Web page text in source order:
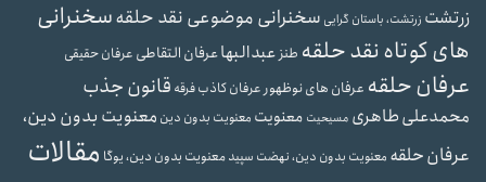
زرتشت زرتشت، باستان گرایی سخنرانی موضوعی نقد حلقهسخنرانی
های کوتاه نقد حلقه طنزعبدالبهاعرفان التقاطی عرفان حقیقی
عرفان حلقه عرفان های نوظهور عرفان کاذبفرقه قانون جذب
محمدعلی طاهری مسیحیت معنویت معنویت بدون دین معنویت بدون دین،
عرفان حلقه معنویت بدون دین، نهضت سپیدمعنویت بدون دین، یوگا مقالات